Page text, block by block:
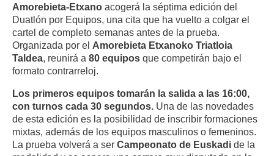
Amorebieta-Etxano acogerá la séptima edición del
Duatlón por Equipos, una cita que ha vuelto a colgar el
cartel de completo semanas antes de la prueba.
Organizada por el Amorebieta Etxanoko Triatloia
Taldea, reunirá a 80 equipos que competirán bajo el
formato contrarreloj.
Los primeros equipos tomarán la salida a las 16:00,
con turnos cada 30 segundos. Una de las novedades
de esta edición es la posibilidad de inscribir formaciones
mixtas, además de los equipos masculinos o femeninos.
La prueba volverá a ser Campeonato de Euskadi de la